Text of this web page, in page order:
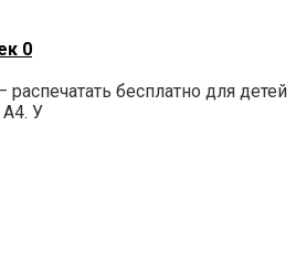
0
бесплатно для детей
А4. У